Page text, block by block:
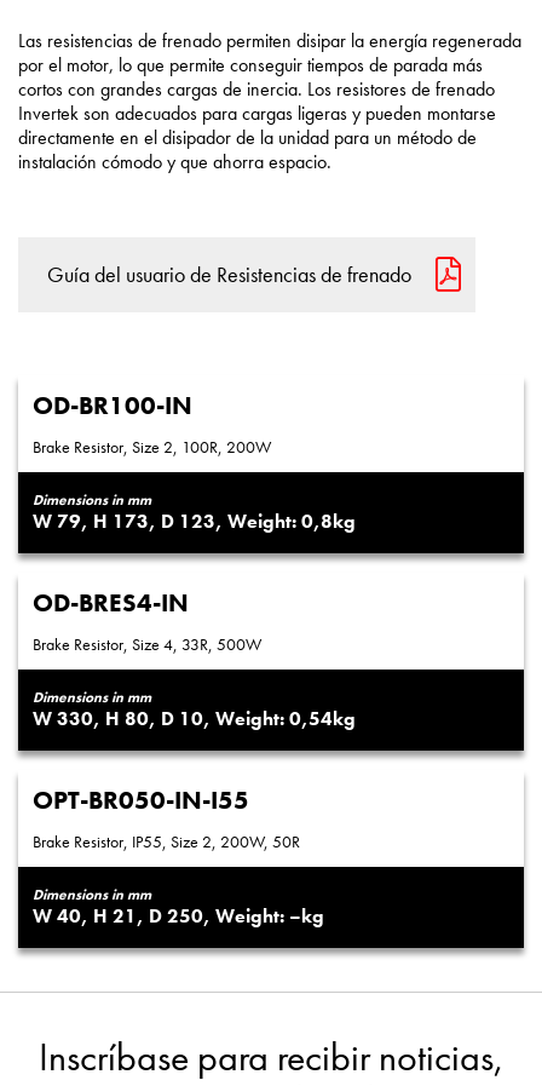
Las resistencias de frenado permiten disipar la energía regenerada
por el motor, lo que permite conseguir tiempos de parada más
cortos con grandes cargas de inercia. Los resistores de frenado
Invertek son adecuados para cargas ligeras y pueden montarse
directamente en el disipador de la unidad para un método de
instalación cómodo y que ahorra espacio.
Guía del usuario de Resistencias de frenado
OD-BR100-IN
Brake Resistor, Size 2, 100R, 200W
Dimensions in mm
79 173 123 0,8
OD-BRES4-IN
Brake Resistor, Size 4, 33R, 500W
Dimensions in mm
330 80 10 0,54
OPT-BR050-IN-I55
Brake Resistor, IP55, Size 2, 200W, 50R
Dimensions in mm
40 21 250 –
Inscríbase para recibir noticias,